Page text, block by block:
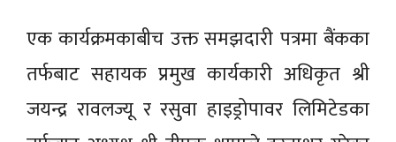
एक कार्यक्रमकाबीच उक्त समझदारी पत्रमा बैंकका
तर्फबाट सहायक प्रमुख कार्यकारी अधिकृत श्री
जयन्द्र रावलज्यू र रसुवा हाइड्रोपावर लिमिटेडका